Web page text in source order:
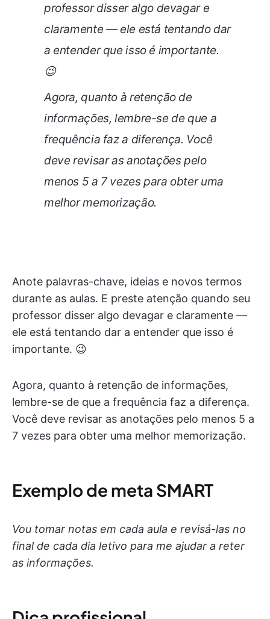
professor disser algo devagar e
claramente — ele está tentando dar
a entender que isso é importante.
😉
Agora, quanto à retenção de
informações, lembre-se de que a
frequência faz a diferença. Você
deve revisar as anotações pelo
menos 5 a 7 vezes para obter uma
melhor memorização.
Anote palavras-chave, ideias e novos termos
durante as aulas. E preste atenção quando seu
professor disser algo devagar e claramente —
ele está tentando dar a entender que isso é
importante. 😉
Agora, quanto à retenção de informações,
lembre-se de que a frequência faz a diferença.
Você deve revisar as anotações pelo menos 5 a
7 vezes para obter uma melhor memorização.
Exemplo de meta SMART
Vou tomar notas em cada aula e revisá-las no
final de cada dia letivo para me ajudar a reter
as informações.